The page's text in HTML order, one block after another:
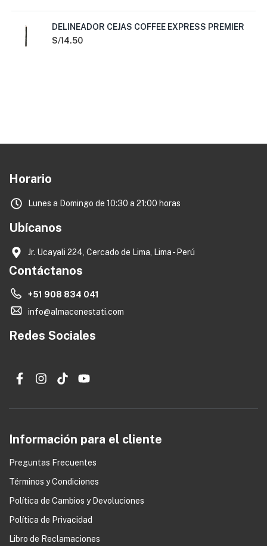
DELINEADOR CEJAS COFFEE EXPRESS PREMIER
S/14.50
Horario
Lunes a Domingo de 10:30 a 21:00 horas
Ubícanos
Jr. Ucayali 224, Cercado de Lima, Lima - Perú
Contáctanos
+51 908 834 041
info@almacenestati.com
Redes Sociales
Información para el cliente
Preguntas Frecuentes
Términos y Condiciones
Política de Cambios y Devoluciones
Política de Privacidad
Libro de Reclamaciones